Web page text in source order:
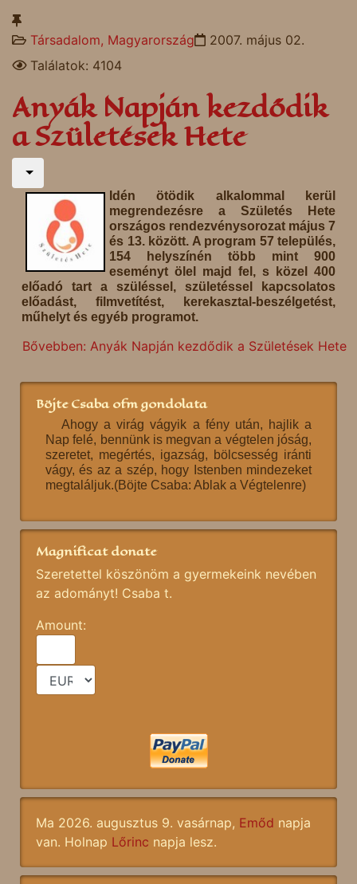
Társadalom, Magyarország
2007. május 02.
Találatok: 4104
Anyák Napján kezdődik
a Születések Hete
Idén ötödik alkalommal kerül
megrendezésre a Születés Hete
országos rendezvénysorozat május 7
és 13. között. A program 57 település,
154 helyszínén több mint 900
eseményt ölel majd fel, s közel 400
előadó tart a szüléssel, születéssel kapcsolatos
előadást, filmvetítést, kerekasztal-beszélgetést,
műhelyt és egyéb programot.
Bővebben: Anyák Napján kezdődik a Születések Hete
Böjte Csaba ofm gondolata
Ahogy a virág vágyik a fény után, hajlik a
Nap felé, bennünk is megvan a végtelen jóság,
szeretet, megértés, igazság, bölcsesség iránti
vágy, és az a szép, hogy Istenben mindezeket
megtaláljuk.(Böjte Csaba: Ablak a Végtelenre)
Magnificat donate
Szeretettel köszönöm a gyermekeink nevében
az adományt! Csaba t.
Amount:
Ma 2026. augusztus 9. vasárnap, Emőd napja
van. Holnap Lőrinc napja lesz.